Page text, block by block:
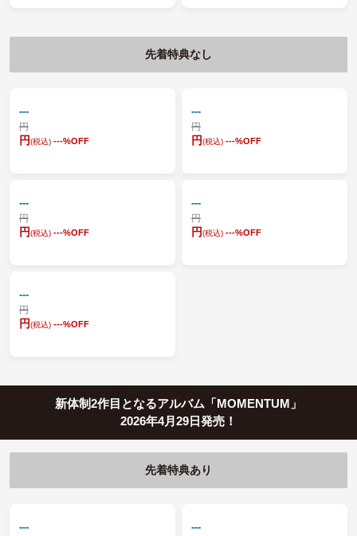
先着特典なし
---
円
円(税込) ---%OFF
---
円
円(税込) ---%OFF
---
円
円(税込) ---%OFF
---
円
円(税込) ---%OFF
---
円
円(税込) ---%OFF
新体制2作目となるアルバム「MOMENTUM」
2026年4月29日発売！
先着特典あり
--- ---